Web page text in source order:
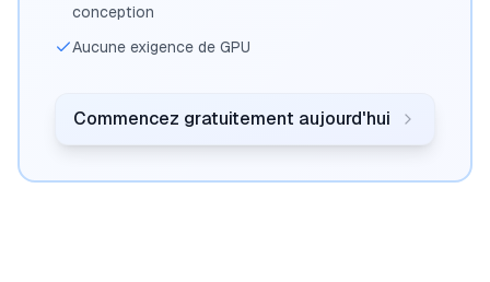
conception
Aucune exigence de GPU
Commencez gratuitement aujourd'hui